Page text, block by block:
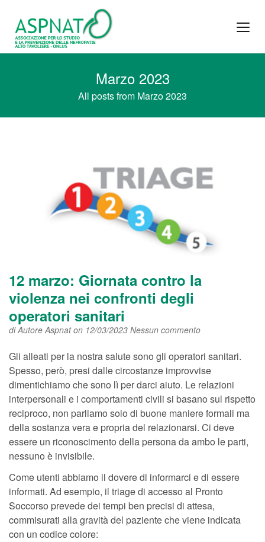
Marzo 2023
All posts from Marzo 2023
12 marzo: Giornata contro la
violenza nei confronti degli
operatori sanitari
diAutore Aspnaton 12/03/2023 Nessun commento
Gli alleati per la nostra salute sono gli operatori sanitari.
Spesso, però, presi dalle circostanze improvvise
dimentichiamo che sono lì per darci aiuto. Le relazioni
interpersonali e i comportamenti civili si basano sul rispetto
reciproco, non parliamo solo di buone maniere formali ma
della sostanza vera e propria del relazionarsi. Ci deve
essere un riconoscimento della persona da ambo le parti,
nessuno è invisibile.
Come utenti abbiamo il dovere di informarci e di essere
informati. Ad esempio, il triage di accesso al Pronto
Soccorso prevede dei tempi ben precisi di attesa,
commisurati alla gravità del paziente che viene indicata
con un codice colore: